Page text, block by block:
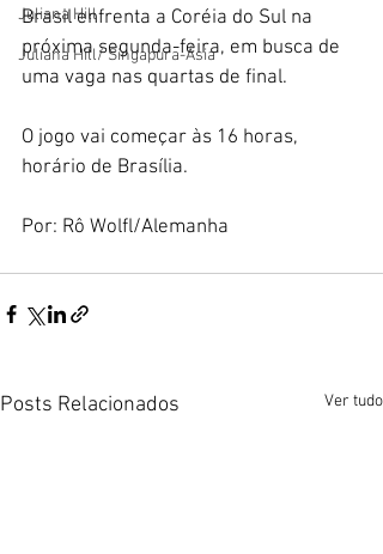
Juliana Hill
Juliana Hill/ Singapura-Ásia
Brasil enfrenta a Coréia do Sul na
próxima segunda-feira, em busca de
uma vaga nas quartas de final.
O jogo vai começar às 16 horas,
horário de Brasília.
Por: Rô Wolfl/Alemanha
Posts Relacionados Ver tudo